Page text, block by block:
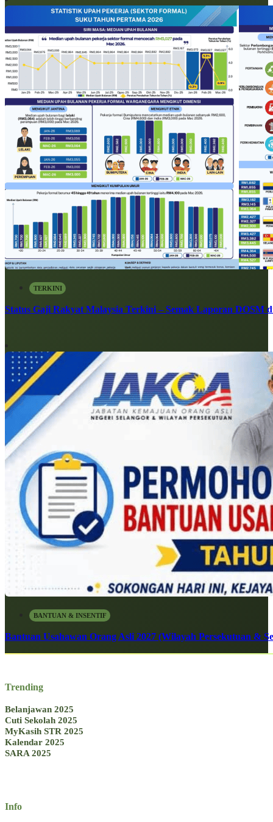
TERKINI
Status Gaji Rakyat Malaysia Terkini – Semak Laporan DOSM
BANTUAN & INSENTIF
Bantuan Usahawan Orang Asli 2027 (Wilayah Persekutuan &
Trending
Belanjawan 2025
Cuti Sekolah 2025
MyKasih STR 2025
Kalendar 2025
SARA 2025
Info